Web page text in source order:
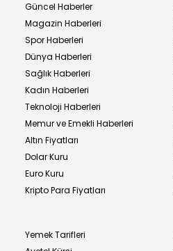
Güncel Haberler
Magazin Haberleri
Spor Haberleri
Dünya Haberleri
Sağlık Haberleri
Kadın Haberleri
Teknoloji Haberleri
Memur ve Emekli Haberleri
Altın Fiyatları
Dolar Kuru
Euro Kuru
Kripto Para Fiyatları
Yemek Tarifleri